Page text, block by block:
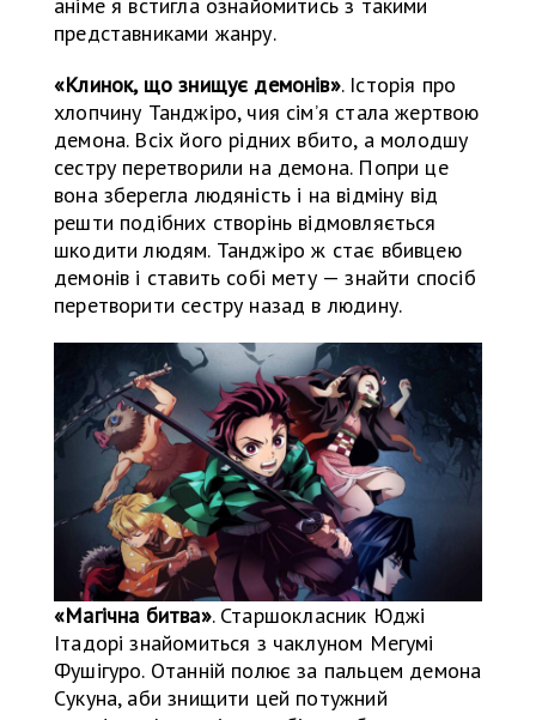
представниками жанру.
«Клинок, що знищує демонів». Історія про
хлопчину Танджіро, чия сім’я стала жертвою
демона. Всіх його рідних вбито, а молодшу
сестру перетворили на демона. Попри це
вона зберегла людяність і на відміну від
решти подібних створінь відмовляється
шкодити людям. Танджіро ж стає вбивцею
демонів і ставить собі мету — знайти спосіб
перетворити сестру назад в людину.
«Магічна битва». Старшокласник Юджі
Ітадорі знайомиться з чаклуном Мегумі
Фушігуро. Отанній полює за пальцем демона
Сукуна, аби знищити цей потужний